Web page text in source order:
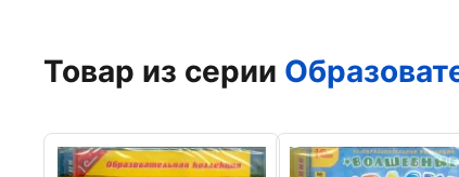
Товар из серии